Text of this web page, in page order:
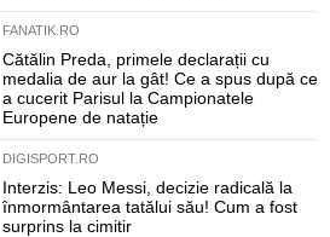
FANATIK.RO
Cătălin Preda, primele declarații cu
medalia de aur la gât! Ce a spus după ce
a cucerit Parisul la Campionatele
Europene de natație
DIGISPORT.RO
Interzis: Leo Messi, decizie radicală la
înmormântarea tatălui său! Cum a fost
surprins la cimitir